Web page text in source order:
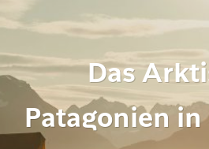
Das
Patagonien